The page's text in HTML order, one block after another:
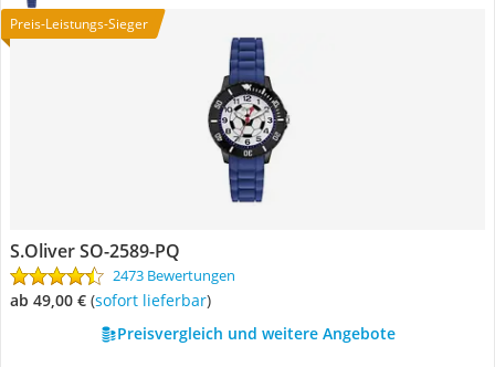
Preis-Leistungs-Sieger
S.Oliver SO-2589-PQ
2473 Bewertungen
ab 49,00 € ( Sofort lieferbar)
Preisvergleich und weitere Angebote